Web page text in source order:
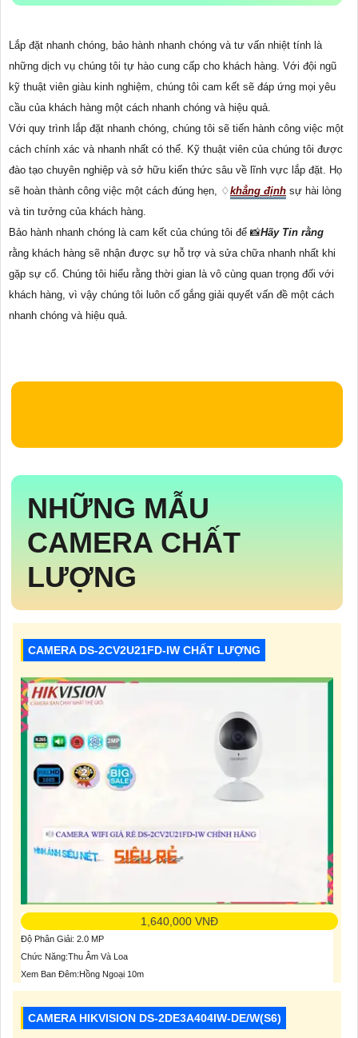
Lắp đặt nhanh chóng, bảo hành nhanh chóng và tư vấn nhiệt tính là
những dịch vụ chúng tôi tự hào cung cấp cho khách hàng. Với đội ngũ
kỹ thuật viên giàu kinh nghiệm, chúng tôi cam kết sẽ đáp ứng mọi yêu
cầu của khách hàng một cách nhanh chóng và hiệu quả.
Với quy trình lắp đặt nhanh chóng, chúng tôi sẽ tiến hành công việc một
cách chính xác và nhanh nhất có thể. Kỹ thuật viên của chúng tôi được
đào tạo chuyên nghiệp và sở hữu kiến thức sâu về lĩnh vực lắp đặt. Họ
sẽ hoàn thành công việc một cách đúng hẹn, ♢khẳng định sự hài lòng
và tin tưởng của khách hàng.
Bảo hành nhanh chóng là cam kết của chúng tôi để 📸Hãy Tin rằng
rằng khách hàng sẽ nhận được sự hỗ trợ và sửa chữa nhanh nhất khi
gặp sự cố. Chúng tôi hiểu rằng thời gian là vô cùng quan trọng đối với
khách hàng, vì vậy chúng tôi luôn cố gắng giải quyết vấn đề một cách
nhanh chóng và hiệu quả.
NHỮNG MẪU
CAMERA CHẤT
LƯỢNG
CAMERA DS-2CV2U21FD-IW CHẤT LƯỢNG
1,640,000 VNĐ
Độ Phân Giải: 2.0 MP
Chức Năng:Thu Âm Và Loa
Xem Ban Đêm:Hồng Ngoại 10m
CAMERA HIKVISION DS-2DE3A404IW-DE/W(S6)